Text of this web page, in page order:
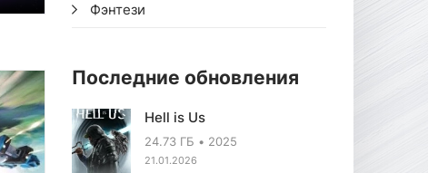
Фэнтези
Последние обновления
Hell is Us
24.73 ГБ 2025
21.01.2026